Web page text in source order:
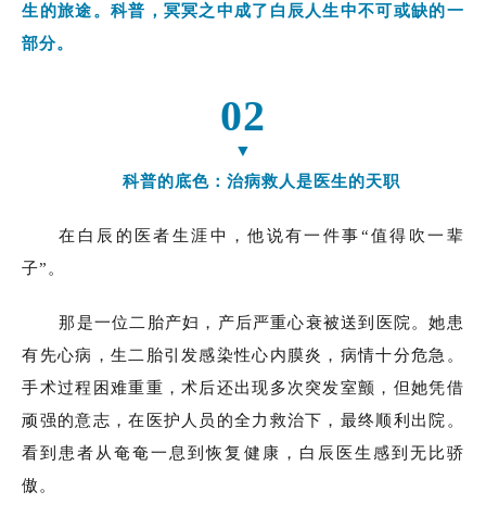
生的旅途。科普，冥冥之中成了白辰人生中不可或缺的一
部分。
02
▼
科普的底色：治病救人是医生的天职
在白辰的医者生涯中，他说有一件事“值得吹一辈
子”。
那是一位二胎产妇，产后严重心衰被送到医院。她患
有先心病，生二胎引发感染性心内膜炎，病情十分危急。
手术过程困难重重，术后还出现多次突发室颤，但她凭借
顽强的意志，在医护人员的全力救治下，最终顺利出院。
看到患者从奄奄一息到恢复健康，白辰医生感到无比骄
傲。